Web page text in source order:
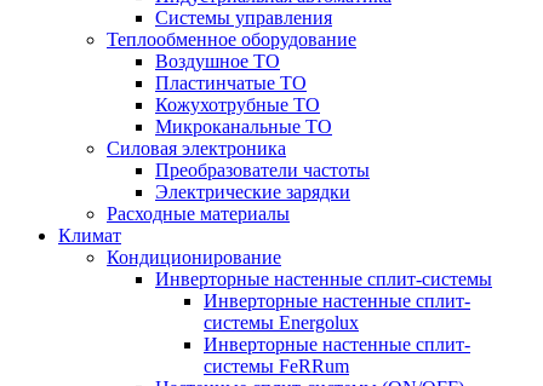
Системы управления
Теплообменное оборудование
Воздушное ТО
Пластинчатые ТО
Кожухотрубные ТО
Микроканальные ТО
Силовая электроника
Преобразователи частоты
Электрические зарядки
Расходные материалы
Климат
Кондиционирование
Инверторные настенные сплит-системы
Инверторные настенные сплит-
системы Energolux
Инверторные настенные сплит-
системы FeRRum